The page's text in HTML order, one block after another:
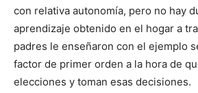
con relativa autonomía, pero no hay
aprendizaje obtenido en el hogar a
padres le enseñaron con el ejemplo
factor de primer orden a la hora de
elecciones y toman esas decisiones.